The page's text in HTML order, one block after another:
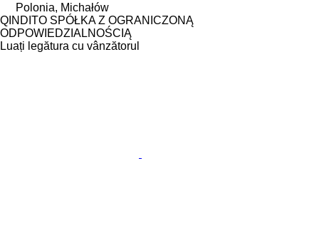
Polonia, Michałów
QINDITO SPÓŁKA Z OGRANICZONĄ
ODPOWIEDZIALNOŚCIĄ
Luați legătura cu vânzătorul